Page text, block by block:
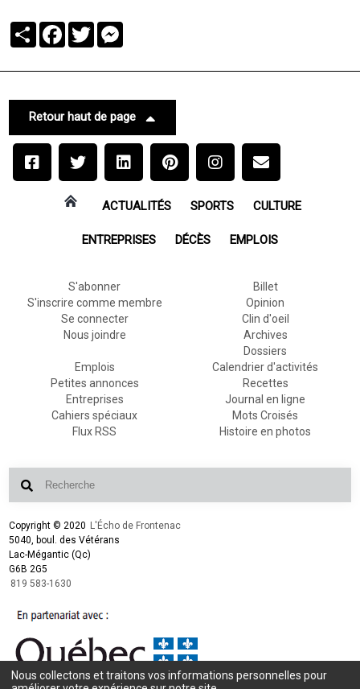
PartagerFacebook
Twitter
Retour haut de page
ACTUALITÉS SPORTS CULTURE
ENTREPRISES DÉCÈS EMPLOIS
S'abonner
S'inscrire comme membre
Se connecter
Nous joindre
Billet
Opinion
Clin d'oeil
Archives
Dossiers
Emplois
Petites annonces
Entreprises
Cahiers spéciaux
Flux RSS
Calendrier d'activités
Recettes
Journal en ligne
Mots Croisés
Histoire en photos
Copyright © 2020 L'Écho de Frontenac
5040, boul. des Vétérans
Lac-Mégantic (Qc)
G6B 2G5
819 583-1630
Nous collectons et traitons vos informations personnelles pour